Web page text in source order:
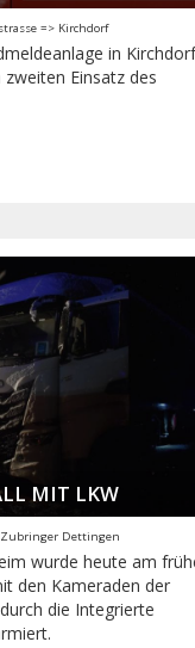
=> Kirchdorf
in Kirchdorf
Einsatz des
MIT LKW
Zubringer Dettingen
wurde heute am
den Kameraden der
die Integrierte